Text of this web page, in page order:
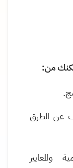
من:
.
عن الطرق